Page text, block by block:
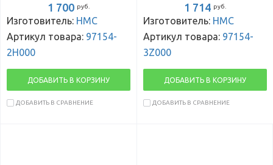
1 700 руб.
Изготовитель: HMC
Артикул товара: 97154-
2H000
ДОБАВИТЬ В КОРЗИНУ
ДОБАВИТЬ В СРАВНЕНИЕ
1 714 руб.
Изготовитель: HMC
Артикул товара: 97154-
3Z000
ДОБАВИТЬ В КОРЗИНУ
ДОБАВИТЬ В СРАВНЕНИЕ